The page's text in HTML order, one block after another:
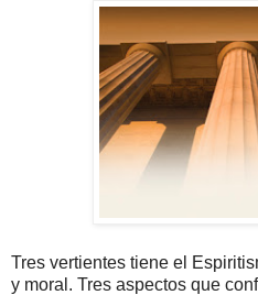
Tres vertientes tiene el
y moral. Tres aspectos que